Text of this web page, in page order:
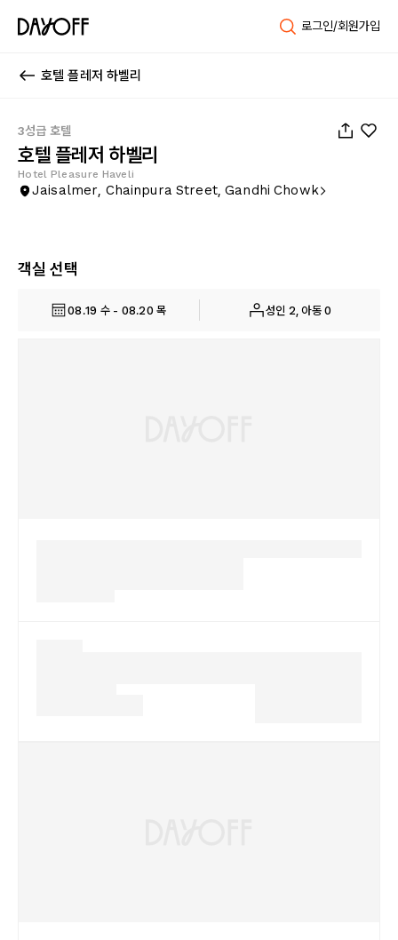
로그인/회원가입
호텔 플레저 하벨리
3성급 호텔
호텔 플레저 하벨리
Hotel Pleasure Haveli
Jaisalmer, Chainpura Street, Gandhi Chowk
객실 선택
08.19 수 - 08.20 목 성인 2, 아동 0